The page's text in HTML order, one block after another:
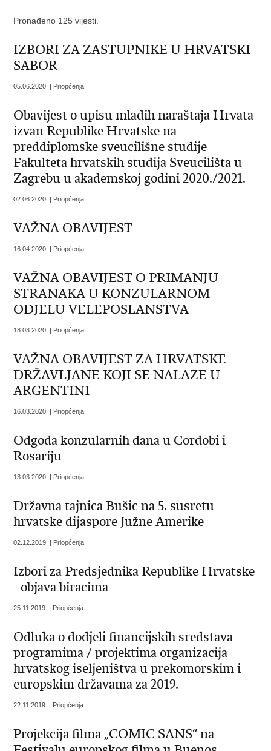
Pronađeno 125 vijesti.
IZBORI ZA ZASTUPNIKE U HRVATSKI
SABOR
05.06.2020. | Priopćenja
Obavijest o upisu mladih naraštaja Hrvata
izvan Republike Hrvatske na
preddiplomske sveucilišne studije
Fakulteta hrvatskih studija Sveucilišta u
Zagrebu u akademskoj godini 2020./2021.
02.06.2020. | Priopćenja
VAŽNA OBAVIJEST
16.04.2020. | Priopćenja
VAŽNA OBAVIJEST O PRIMANJU
STRANAKA U KONZULARNOM
ODJELU VELEPOSLANSTVA
18.03.2020. | Priopćenja
VAŽNA OBAVIJEST ZA HRVATSKE
DRŽAVLJANE KOJI SE NALAZE U
ARGENTINI
16.03.2020. | Priopćenja
Odgoda konzularnih dana u Cordobi i
Rosariju
13.03.2020. | Priopćenja
Državna tajnica Bušic na 5. susretu
hrvatske dijaspore Južne Amerike
02.12.2019. | Priopćenja
Izbori za Predsjednika Republike Hrvatske
- objava biracima
25.11.2019. | Priopćenja
Odluka o dodjeli financijskih sredstava
programima / projektima organizacija
hrvatskog iseljeništva u prekomorskim i
europskim državama za 2019.
22.11.2019. | Priopćenja
Projekcija filma „COMIC SANS“ na